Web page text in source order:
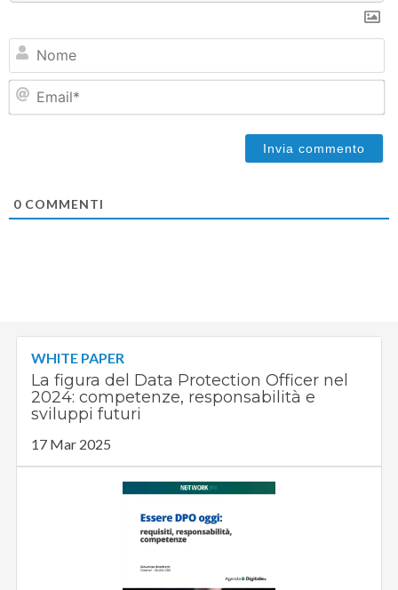
0 COMMENTI
WHITE PAPER
La figura del Data Protection Officer nel
2024: competenze, responsabilità e
sviluppi futuri
17 Mar 2025